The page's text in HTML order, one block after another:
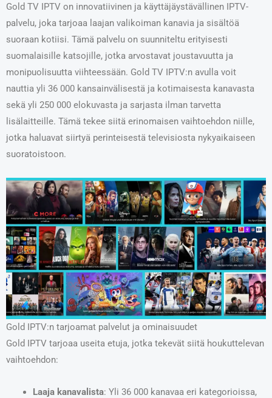
Gold TV IPTV on innovatiivinen ja käyttäjäystävällinen IPTV-
palvelu, joka tarjoaa laajan valikoiman kanavia ja sisältöä
suoraan kotiisi. Tämä palvelu on suunniteltu erityisesti
suomalaisille katsojille, jotka arvostavat joustavuutta ja
monipuolisuutta viihteessään. Gold TV IPTV:n avulla voit
nauttia yli 36 000 kansainvälisestä ja kotimaisesta kanavasta
sekä yli 250 000 elokuvasta ja sarjasta ilman tarvetta
lisälaitteille. Tämä tekee siitä erinomaisen vaihtoehdon niille,
jotka haluavat siirtyä perinteisestä televisiosta nykyaikaiseen
suoratoistoon.
Gold IPTV:n tarjoamat palvelut ja ominaisuudet
Gold IPTV tarjoaa useita etuja, jotka tekevät siitä houkuttelevan
vaihtoehdon:
Laaja kanavalista: Yli 36 000 kanavaa eri kategorioissa,